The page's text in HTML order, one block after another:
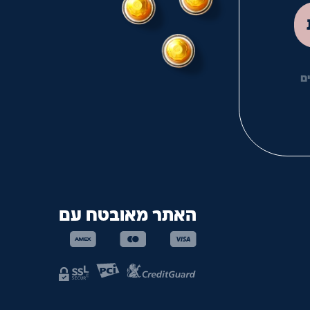
האתר מאובטח עם